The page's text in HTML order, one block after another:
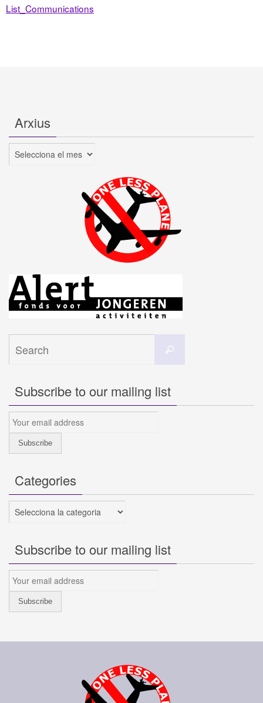
List_Communications
Arxius
Arxius
Subscribe to our mailing list
Categories
Categories
Subscribe to our mailing list